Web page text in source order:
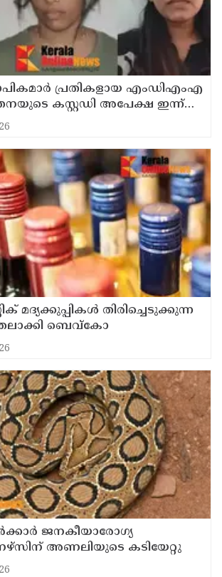
പ്രതികളായ എംഡിഎംഎ
കസ്റ്റഡി അപേക്ഷ ഇന്ന്
മദ്യക്കുപ്പികള്‍ തിരിച്ചെടുക്കുന്ന
ബെവ്കോ
ജനകീയാരോഗ്യ
നഴ്‌സിന് അണലിയുടെ കടിയേറ്റു